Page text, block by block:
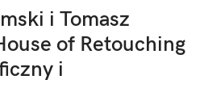
i Tomasz
of Retouching
i